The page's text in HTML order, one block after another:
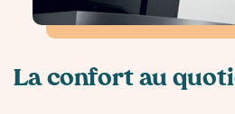
La confort au